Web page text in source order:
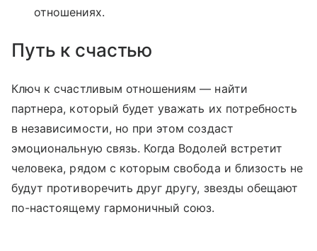
отношениях.
Путь к счастью
Ключ к счастливым отношениям — найти
партнера, который будет уважать их потребность
в независимости, но при этом создаст
эмоциональную связь. Когда Водолей встретит
человека, рядом с которым свобода и близость не
будут противоречить друг другу, звезды обещают
по-настоящему гармоничный союз.